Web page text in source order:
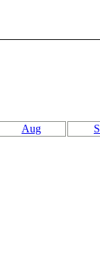
Aug